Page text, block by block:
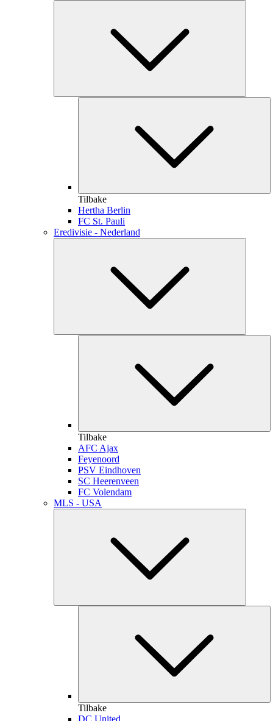
Tilbake
Hertha Berlin
FC St. Pauli
Eredivisie - Nederland
Tilbake
AFC Ajax
Feyenoord
PSV Eindhoven
SC Heerenveen
FC Volendam
MLS - USA
Tilbake
DC United